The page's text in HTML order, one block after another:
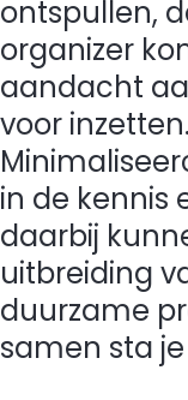
ontspullen,
organizer
aandacht
voor
in de kennis
daarbij
uitbreiding
duurzame
samen sta